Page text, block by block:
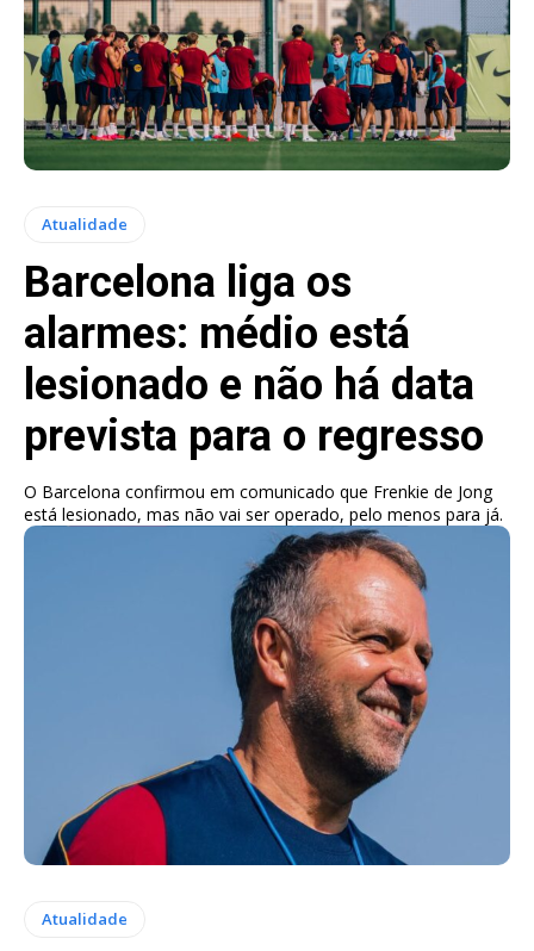
Atualidade
Barcelona liga os
alarmes: médio está
lesionado e não há data
prevista para o regresso
O Barcelona confirmou em comunicado que Frenkie de Jong
está lesionado, mas não vai ser operado, pelo menos para já.
Atualidade